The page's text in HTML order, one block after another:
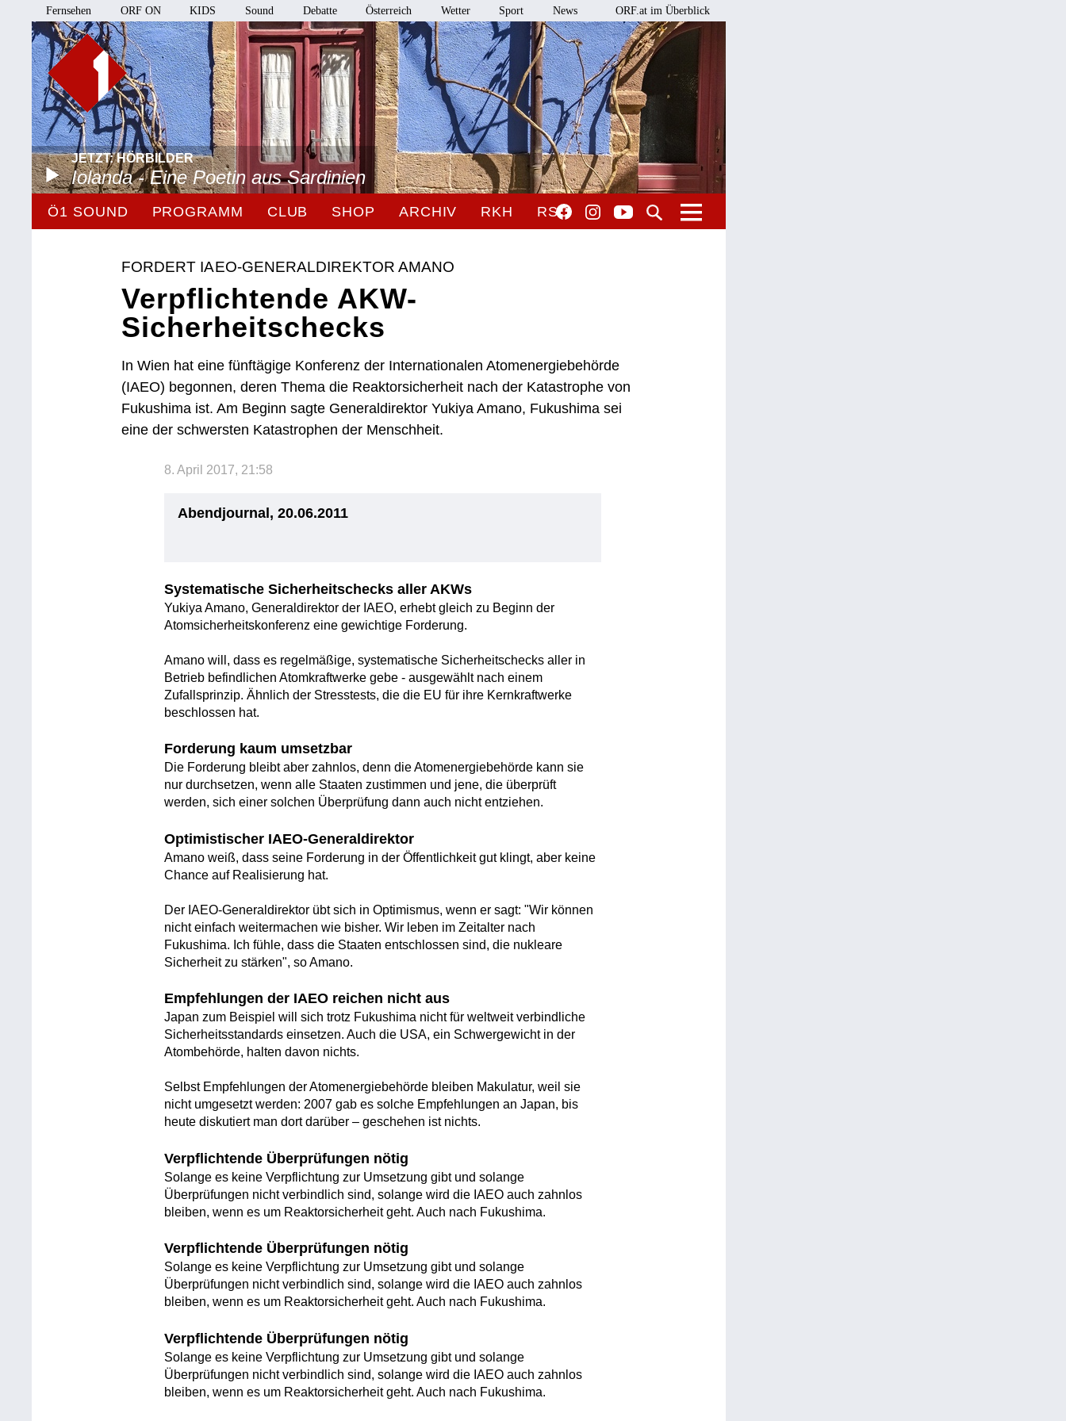
Fernsehen ORF ON KIDS Sound Debatte Österreich Wetter Sport News ORF.at im Überblick
JETZT: HÖRBILDER
Iolanda - Eine Poetin aus Sardinien
Ö1 SOUND PROGRAMM CLUB SHOP ARCHIV RKH RSO
FORDERT IAEO-GENERALDIREKTOR AMANO
Verpflichtende AKW-
Sicherheitschecks
In Wien hat eine fünftägige Konferenz der Internationalen Atomenergiebehörde
(IAEO) begonnen, deren Thema die Reaktorsicherheit nach der Katastrophe von
Fukushima ist. Am Beginn sagte Generaldirektor Yukiya Amano, Fukushima sei
eine der schwersten Katastrophen der Menschheit.
8. April 2017, 21:58
Abendjournal, 20.06.2011
Systematische Sicherheitschecks aller AKWs
Yukiya Amano, Generaldirektor der IAEO, erhebt gleich zu Beginn der
Atomsicherheitskonferenz eine gewichtige Forderung.
Amano will, dass es regelmäßige, systematische Sicherheitschecks aller in
Betrieb befindlichen Atomkraftwerke gebe - ausgewählt nach einem
Zufallsprinzip. Ähnlich der Stresstests, die die EU für ihre Kernkraftwerke
beschlossen hat.
Forderung kaum umsetzbar
Die Forderung bleibt aber zahnlos, denn die Atomenergiebehörde kann sie
nur durchsetzen, wenn alle Staaten zustimmen und jene, die überprüft
werden, sich einer solchen Überprüfung dann auch nicht entziehen.
Optimistischer IAEO-Generaldirektor
Amano weiß, dass seine Forderung in der Öffentlichkeit gut klingt, aber keine
Chance auf Realisierung hat.
Der IAEO-Generaldirektor übt sich in Optimismus, wenn er sagt: "Wir können
nicht einfach weitermachen wie bisher. Wir leben im Zeitalter nach
Fukushima. Ich fühle, dass die Staaten entschlossen sind, die nukleare
Sicherheit zu stärken", so Amano.
Empfehlungen der IAEO reichen nicht aus
Japan zum Beispiel will sich trotz Fukushima nicht für weltweit verbindliche
Sicherheitsstandards einsetzen. Auch die USA, ein Schwergewicht in der
Atombehörde, halten davon nichts.
Selbst Empfehlungen der Atomenergiebehörde bleiben Makulatur, weil sie
nicht umgesetzt werden: 2007 gab es solche Empfehlungen an Japan, bis
heute diskutiert man dort darüber – geschehen ist nichts.
Verpflichtende Überprüfungen nötig
Solange es keine Verpflichtung zur Umsetzung gibt und solange
Überprüfungen nicht verbindlich sind, solange wird die IAEO auch zahnlos
bleiben, wenn es um Reaktorsicherheit geht. Auch nach Fukushima.
Verpflichtende Überprüfungen nötig
Solange es keine Verpflichtung zur Umsetzung gibt und solange
Überprüfungen nicht verbindlich sind, solange wird die IAEO auch zahnlos
bleiben, wenn es um Reaktorsicherheit geht. Auch nach Fukushima.
Verpflichtende Überprüfungen nötig
Solange es keine Verpflichtung zur Umsetzung gibt und solange
Überprüfungen nicht verbindlich sind, solange wird die IAEO auch zahnlos
bleiben, wenn es um Reaktorsicherheit geht. Auch nach Fukushima.